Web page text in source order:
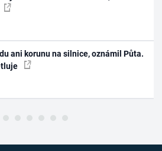
ani korunu na silnice, oznámil Půta.